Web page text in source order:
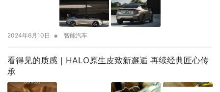
2024年6月10日 • 智能汽车
看得见的质感｜HALO原生皮致新邂逅 再续经典匠心传
承